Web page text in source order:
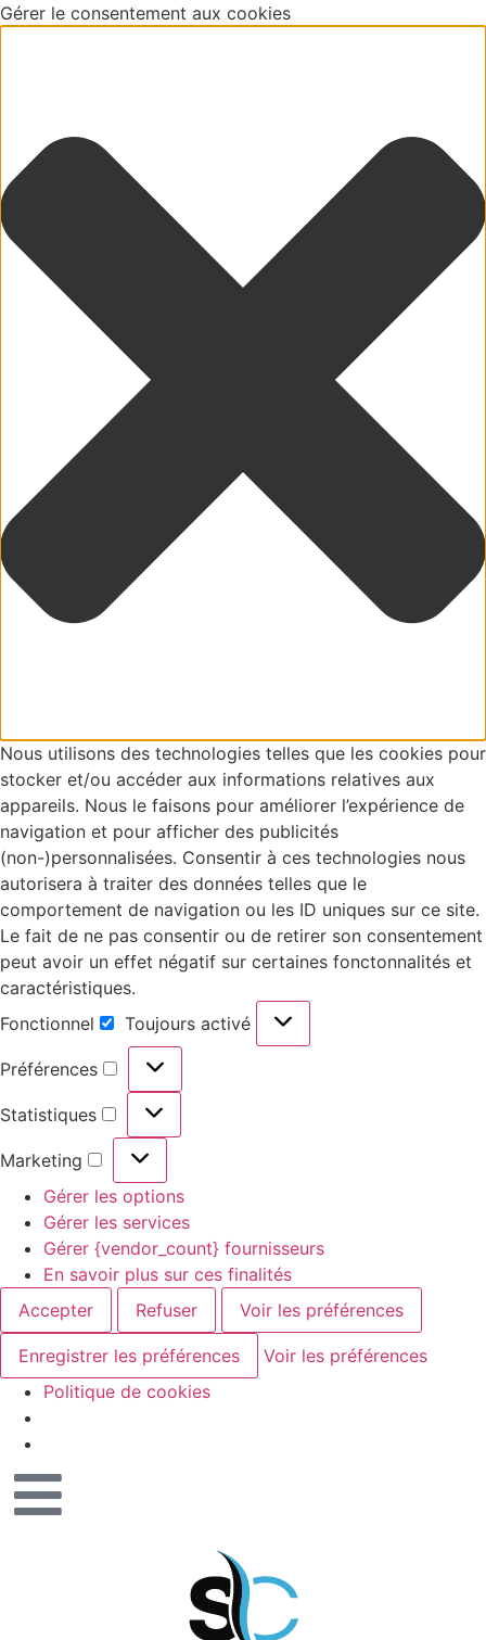
Gérer le consentement aux cookies
Nous utilisons des technologies telles que les cookies pour
stocker et/ou accéder aux informations relatives aux
appareils. Nous le faisons pour améliorer l’expérience de
navigation et pour afficher des publicités
(non-)personnalisées. Consentir à ces technologies nous
autorisera à traiter des données telles que le
comportement de navigation ou les ID uniques sur ce site.
Le fait de ne pas consentir ou de retirer son consentement
peut avoir un effet négatif sur certaines fonctonnalités et
caractéristiques.
Fonctionnel
Toujours activé
Préférences
Statistiques
Marketing
Gérer les options
Gérer les services
Gérer {vendor_count} fournisseurs
En savoir plus sur ces finalités
Accepter
Refuser Voir les préférences
Enregistrer les préférences
Voir les préférences
Politique de cookies